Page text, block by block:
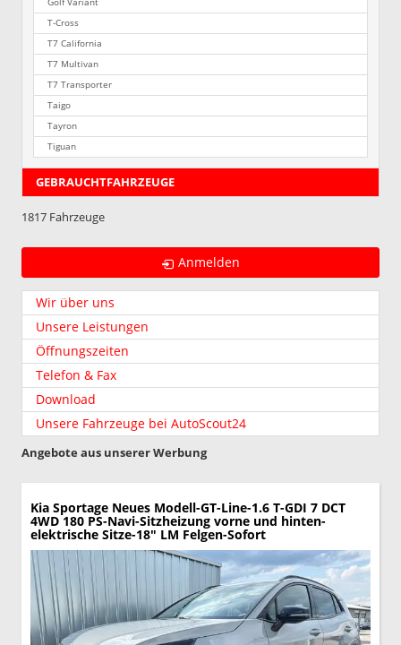
Golf Variant
T-Cross
T7 California
T7 Multivan
T7 Transporter
Taigo
Tayron
Tiguan
GEBRAUCHTFAHRZEUGE
1817 Fahrzeuge
Anmelden
Wir über uns
Unsere Leistungen
Öffnungszeiten
Telefon & Fax
Download
Unsere Fahrzeuge bei AutoScout24
Angebote aus unserer Werbung
Kia Sportage Neues Modell-GT-Line-1.6 T-GDI 7 DCT
4WD 180 PS-Navi-Sitzheizung vorne und hinten-
elektrische Sitze-18" LM Felgen-Sofort